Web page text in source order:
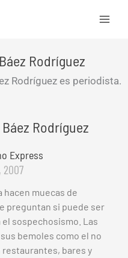
Rodríguez
Rodríguez es periodista.
Rodríguez
Express
2007
hacen muecas de
preguntan si puede ser
sospechosismo. Las
bemoles como el no
bares y